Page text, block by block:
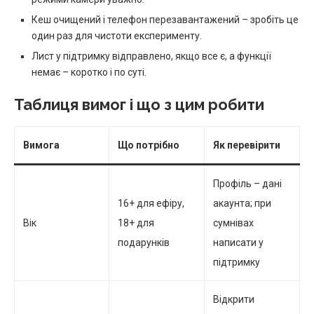
Кеш очищений і телефон перезавантажений – зробіть це
один раз для чистоти експерименту.
Лист у підтримку відправлено, якщо все є, а функції
немає – коротко і по суті.
Таблиця вимог і що з цим робити
Вимога Що потрібно Як перевірити
Вік
16+ для ефіру,
18+ для
подарунків
Профіль – дані
акаунта; при
сумнівах
написати у
підтримку
Відкрити